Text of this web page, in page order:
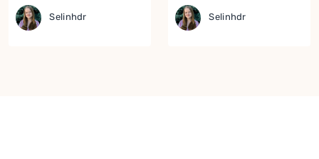
Selinhdr Selinhdr